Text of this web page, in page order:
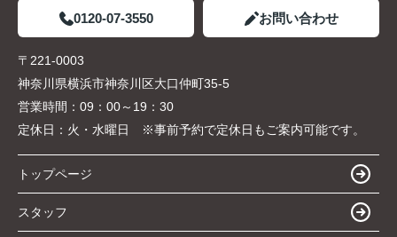
0120-07-3550 お問い合わせ
〒221-0003
神奈川県横浜市神奈川区大口仲町35-5
営業時間： 09：00～19：30
定休日： 火・水曜日 ※事前予約で定休日もご案内可能です。
トップページ
スタッフ